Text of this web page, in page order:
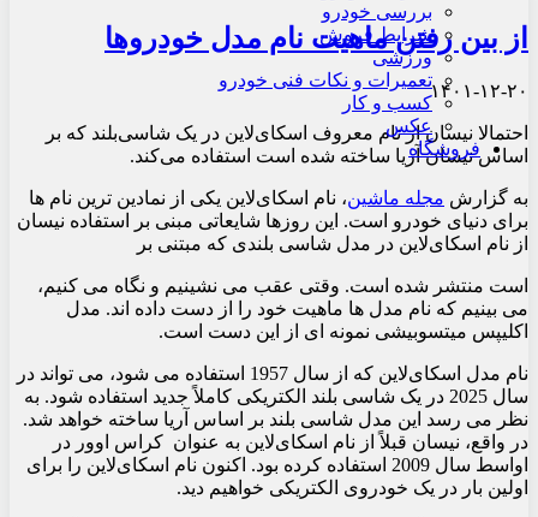
بررسی خودرو
شرایط فروش
ورزشی
تعمیرات و نکات فنی خودرو
کسب و کار
عکس
فروشگاه
از بین رفتن ماهیت نام مدل خودروها
۱۴۰۱-۱۲-۲۰
احتمالا نیسان از نام معروف اسکای‌لاین در یک شاسی‌بلند که بر
اساس نیسان آریا ساخته شده است استفاده می‌کند.
به گزارش مجله ماشین، نام اسکای‌لاین یکی از نمادین ترین نام ها
برای دنیای خودرو است. این روزها شایعاتی مبنی بر استفاده نیسان
از نام اسکای‌لاین در مدل شاسی بلندی که مبتنی بر
است منتشر شده است. وقتی عقب می نشینیم و نگاه می کنیم،
می بینیم که نام مدل ها ماهیت خود را از دست داده اند. مدل
اکلیپس میتسوبیشی نمونه ای از این دست است.
نام مدل اسکای‌لاین که از سال 1957 استفاده می شود، می تواند در
سال 2025 در یک شاسی بلند الکتریکی کاملاً جدید استفاده شود. به
نظر می رسد این مدل شاسی بلند بر اساس آریا ساخته خواهد شد.
در واقع، نیسان قبلاً از نام اسکای‌لاین به عنوان کراس اوور در
اواسط سال 2009 استفاده کرده بود. اکنون نام اسکای‌لاین را برای
اولین بار در یک خودروی الکتریکی خواهیم دید.